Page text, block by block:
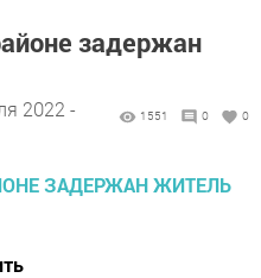
задержан
2022 -
1551 0 0